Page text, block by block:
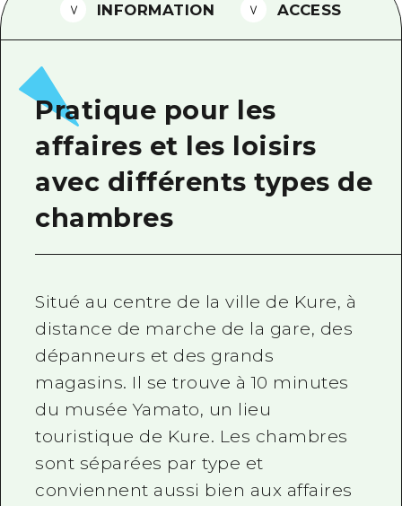
FAQ
Téléchargement de Photos
Informations sur le transport en
Brochure touristique
INFORMATION ACCESS
Pratique pour les
affaires et les loisirs
avec différents types de
chambres
Situé au centre de la ville de Kure, à
distance de marche de la gare, des
dépanneurs et des grands
magasins. Il se trouve à 10 minutes
du musée Yamato, un lieu
touristique de Kure. Les chambres
sont séparées par type et
conviennent aussi bien aux affaires